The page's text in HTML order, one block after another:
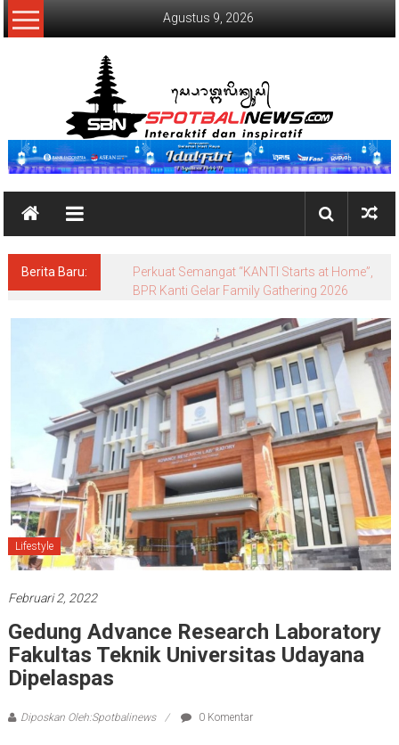
Lompat
ke
Agustus 9, 2026
SpotBaliNews
Berita Baru:
Perkuat Semangat “KANTI Starts at Home”,
BPR Kanti Gelar Family Gathering 2026
Lifestyle
Februari 2, 2022
Gedung Advance Research Laboratory
Fakultas Teknik Universitas Udayana
Dipelaspas
Diposkan Oleh:Spotbalinews 0 Komentar